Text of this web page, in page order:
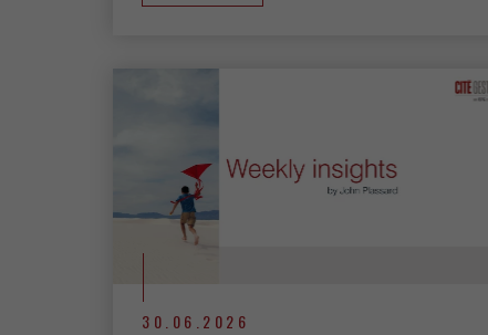
30.06.2026